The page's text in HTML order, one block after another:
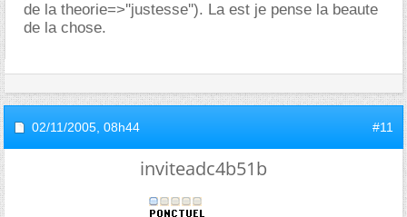
de la theorie=>''justesse''). La est je pense la beaute
de la chose.
02/11/2005, 08h44 #11
inviteadc4b51b